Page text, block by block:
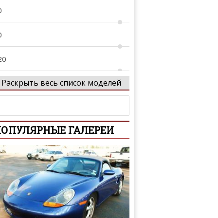
Allroad
Раскрыть весь список моделей
ГАЛЕРЕИ